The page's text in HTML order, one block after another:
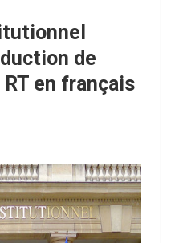
de
en français